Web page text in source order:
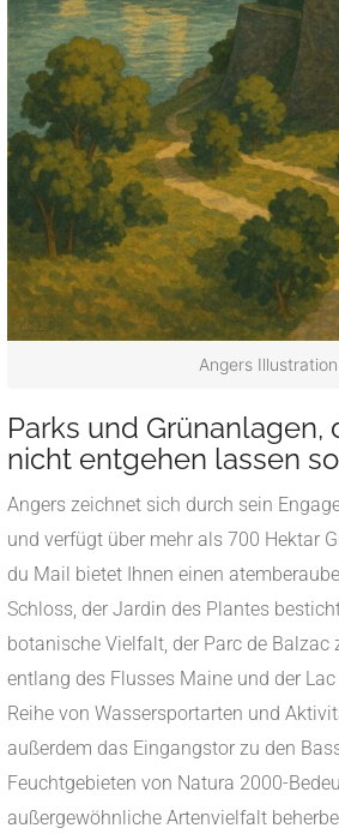
Angers Illustration
Parks und Grünanlagen,
nicht entgehen lassen
Angers zeichnet sich durch sein
und verfügt über mehr als 700 Hektar
du Mail bietet Ihnen einen
Schloss, der Jardin des Plantes
botanische Vielfalt, der Parc de Balzac
entlang des Flusses Maine und der
Reihe von Wassersportarten und
außerdem das Eingangstor zu den
Feuchtgebieten von Natura 2000-
außergewöhnliche Artenvielfalt